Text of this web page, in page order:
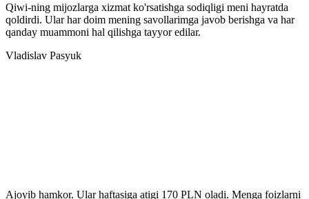
Qiwi-ning mijozlarga xizmat ko'rsatishga sodiqligi meni hayratda
qoldirdi. Ular har doim mening savollarimga javob berishga va har
qanday muammoni hal qilishga tayyor edilar.
Vladislav Pasyuk
Ajoyib hamkor. Ular haftasiga atigi 170 PLN oladi. Menga foizlarni